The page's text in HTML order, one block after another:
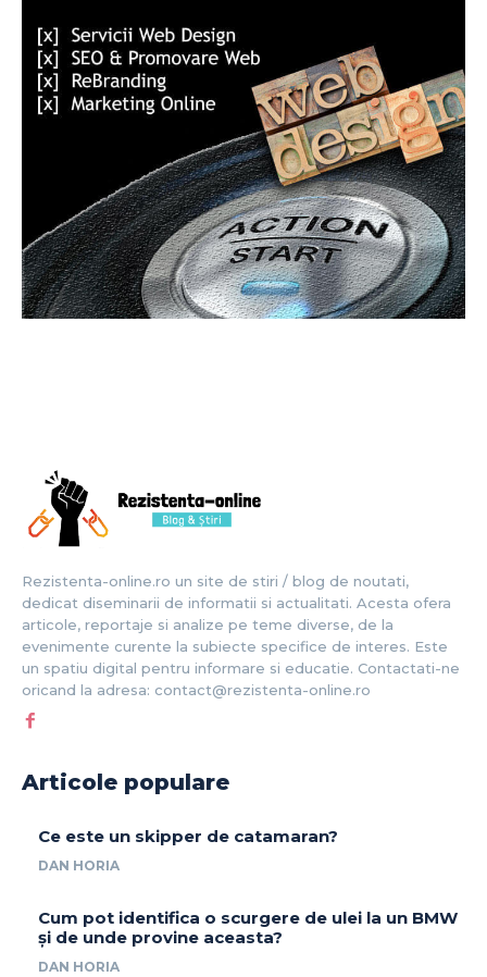
Rezistenta-online.ro un site de stiri / blog de noutati,
dedicat diseminarii de informatii si actualitati. Acesta ofera
articole, reportaje si analize pe teme diverse, de la
evenimente curente la subiecte specifice de interes. Este
un spatiu digital pentru informare si educatie. Contactati-ne
oricand la adresa: contact@rezistenta-online.ro
Articole populare
Ce este un skipper de catamaran?
DAN HORIA
Cum pot identifica o scurgere de ulei la un BMW
și de unde provine aceasta?
DAN HORIA